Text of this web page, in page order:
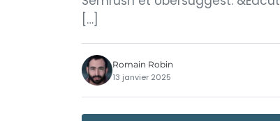
[…]
Romain Robin
13 janvier 2025